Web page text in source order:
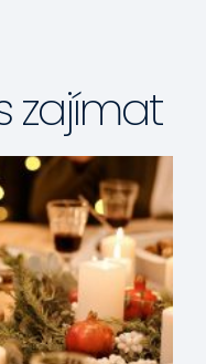
zajímat